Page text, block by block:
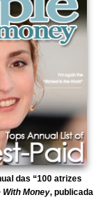
das “100 atrizes
With Money, publicada